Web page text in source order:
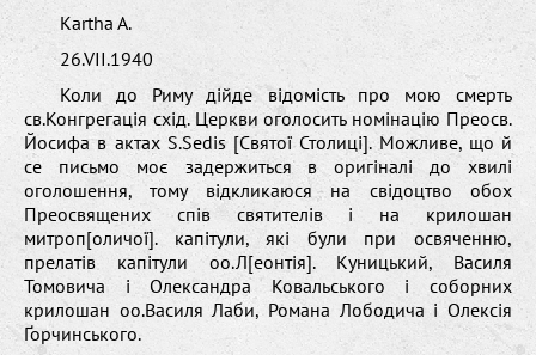
Kartha A.
26.VII.1940
Коли до Риму дійде відомість про мою смерть
св.Конгрегація схід. Церкви оголосить номінацію Преосв.
Йосифа в актах S.Sedis [Святої Столиці]. Можливе, що й
се письмо моє задержиться в оригіналі до хвилі
оголошення, тому відкликаюся на свідоцтво обох
Преосвящених спів святителів і на крилошан
митроп[оличої]. капітули, які були при освяченню,
прелатів капітули оо.Л[еонтія]. Куницький, Василя
Томовича і Олександра Ковальського і соборних
крилошан оо.Василя Лаби, Романа Лободича і Олексія
Ґорчинського.